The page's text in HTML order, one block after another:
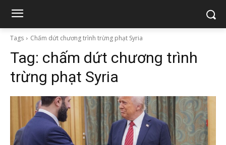
Tags Chấm dứt chương trình trừng phạt Syria
Tag: chấm dứt chương trình
trừng phạt Syria